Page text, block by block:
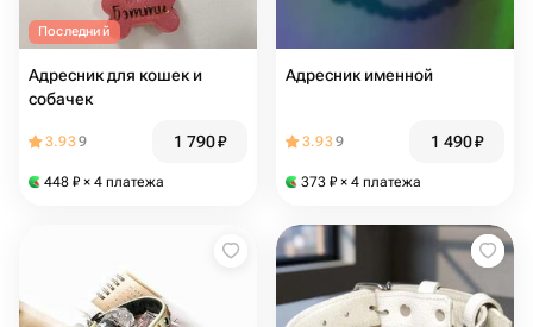
Последний
Адресник для кошек и
собачек
3.939 1 790₽
448 ₽ × 4 платежа
Адресник именной
3.939 1 490₽
373 ₽ × 4 платежа